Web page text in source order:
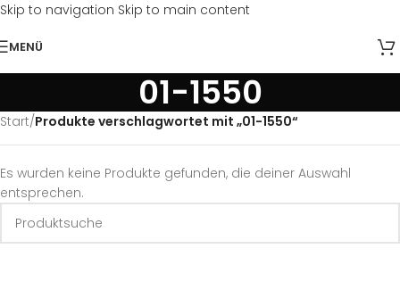
Skip to navigation Skip to main content
MENÜ
01-1550
Start/Produkte verschlagwortet mit „01-1550“
Es wurden keine Produkte gefunden, die deiner Auswahl
entsprechen.